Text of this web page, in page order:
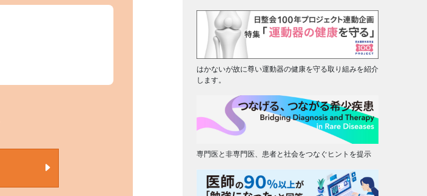
はかないが故に尊い運動器の健康を守る取り組みを紹介
します。
専門医と非専門医、患者と社会をつなぐヒントを提示